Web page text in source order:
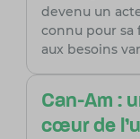
devenu un
connu pour sa
aux besoins
Can-Am :
cœur de